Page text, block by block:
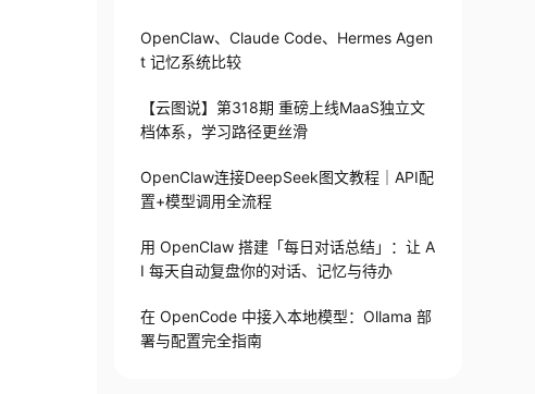
OpenClaw、Claude Code、Hermes Agen
t 记忆系统比较
【云图说】第318期 重磅上线MaaS独立文
档体系，学习路径更丝滑
OpenClaw连接DeepSeek图文教程｜API配
置+模型调用全流程
用 OpenClaw 搭建「每日对话总结」：让 A
I 每天自动复盘你的对话、记忆与待办
在 OpenCode 中接入本地模型：Ollama 部
署与配置完全指南